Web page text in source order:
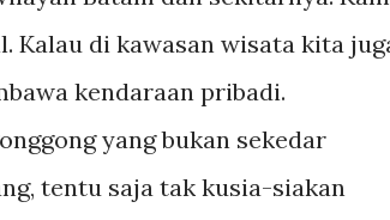
Kalau di kawasan wisata kita
kendaraan pribadi.
yang bukan sekedar
tentu saja tak kusia-siakan